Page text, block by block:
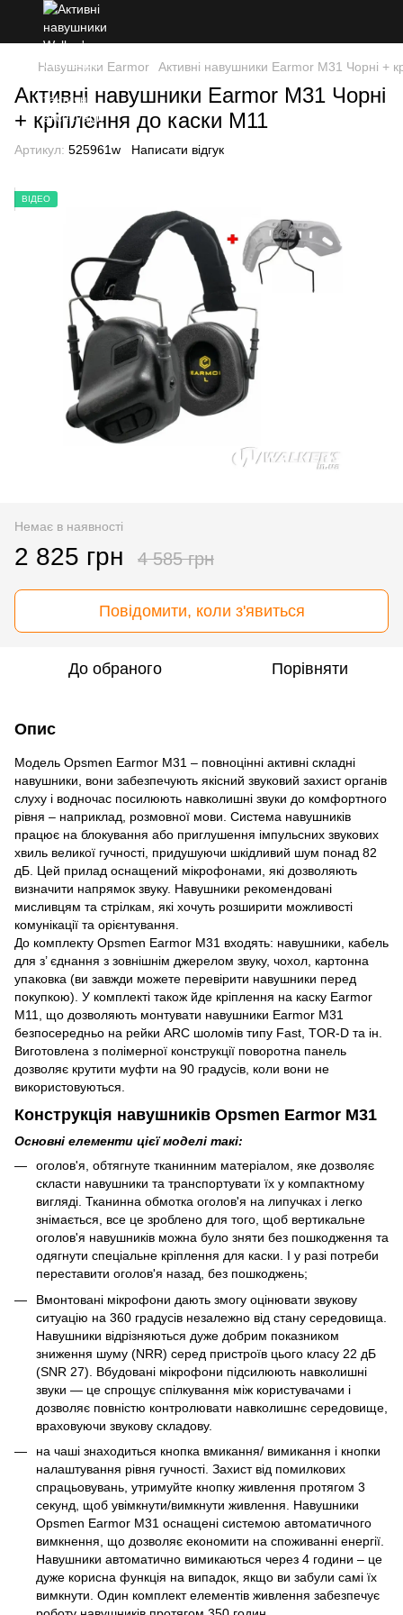
Навушники Earmor Активні навушники Earmor M31 Чорні +
Активні навушники Earmor M31 Чорні
+ кріплення до каски M11
Артикул: 525961w Написати відгук
ВІДЕО
Немає в наявності
2 825 грн 4 585 грн
Повідомити, коли з'явиться
До обраного Порівняти
Опис
Модель Opsmen Earmor M31 – повноцінні активні складні
навушники, вони забезпечують якісний звуковий захист органів
слуху і водночас посилюють навколишні звуки до комфортного
рівня – наприклад, розмовної мови. Система навушників
працює на блокування або приглушення імпульсних звукових
хвиль великої гучності, придушуючи шкідливий шум понад 82
дБ. Цей прилад оснащений мікрофонами, які дозволяють
визначити напрямок звуку. Навушники рекомендовані
мисливцям та стрілкам, які хочуть розширити можливості
комунікації та орієнтування.
До комплекту Opsmen Earmor M31 входять: навушники, кабель
для з’ єднання з зовнішнім джерелом звуку, чохол, картонна
упаковка (ви завжди можете перевірити навушники перед
покупкою). У комплекті також йде кріплення на каску Earmor
M11, що дозволяють монтувати навушники Earmor M31
безпосередньо на рейки ARC шоломів типу Fast, TOR-D та ін.
Виготовлена ​​з полімерної конструкції поворотна панель
дозволяє крутити муфти на 90 градусів, коли вони не
використовуються.
Конструкція навушників Opsmen Earmor M31
Основні елементи цієї моделі такі:
оголов'я, обтягнуте тканинним матеріалом, яке дозволяє
скласти навушники та транспортувати їх у компактному
вигляді. Тканинна обмотка оголов'я на липучках і легко
знімається, все це зроблено для того, щоб вертикальне
оголов'я навушників можна було зняти без пошкодження та
одягнути спеціальне кріплення для каски. І у разі потреби
переставити оголов'я назад, без пошкоджень;
Вмонтовані мікрофони дають змогу оцінювати звукову
ситуацію на 360 градусів незалежно від стану середовища.
Навушники відрізняються дуже добрим показником
зниження шуму (NRR) серед пристроїв цього класу 22 дБ
(SNR 27). Вбудовані мікрофони підсилюють навколишні
звуки — це спрощує спілкування між користувачами і
дозволяє повністю контролювати навколишнє середовище,
враховуючи звукову складову.
на чаші знаходиться кнопка вмикання/ вимикання і кнопки
налаштування рівня гучності. Захист від помилкових
спрацьовувань, утримуйте кнопку живлення протягом 3
секунд, щоб увімкнути/вимкнути живлення. Навушники
Opsmen Earmor M31 оснащені системою автоматичного
вимкнення, що дозволяє економити на споживанні енергії.
Навушники автоматично вимикаються через 4 години – це
дуже корисна функція на випадок, якщо ви забули самі їх
вимкнути. Один комплект елементів живлення забезпечує